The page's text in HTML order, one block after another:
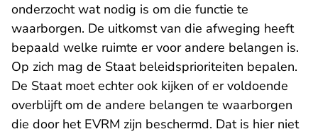
onderzocht wat nodig is om die functie te
waarborgen. De uitkomst van die afweging heeft
bepaald welke ruimte er voor andere belangen is.
Op zich mag de Staat beleidsprioriteiten bepalen.
De Staat moet echter ook kijken of er voldoende
overblijft om de andere belangen te waarborgen
die door het EVRM zijn beschermd. Dat is hier niet